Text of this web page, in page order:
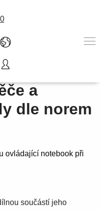
0
a
dle norem
součástí jeho